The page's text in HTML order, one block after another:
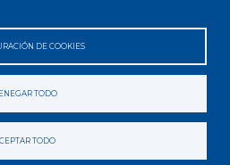
Legal Cookies Mapa web
DE COOKIES
TODO
TODO